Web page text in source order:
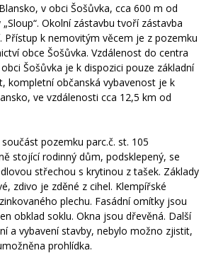
v obci Šošůvka, cca 600 m od
Okolní zástavbu tvoří zástavba
Přístup k nemovitým věcem je z pozemku
obce Šošůvka. Vzdálenost do centra
Šošůvka je k dispozici pouze základní
kompletní občanská vybavenost je k
ve vzdálenosti cca 12,5 km od
pozemku parc.č. st. 105
stojící rodinný dům, podsklepený, se
střechou s krytinou z tašek. Základy
zdivo je zděné z cihel. Klempířské
plechu. Fasádní omítky jsou
obklad soklu. Okna jsou dřevěná. Další
a vybavení stavby, nebylo možno zjistit,
prohlídka.